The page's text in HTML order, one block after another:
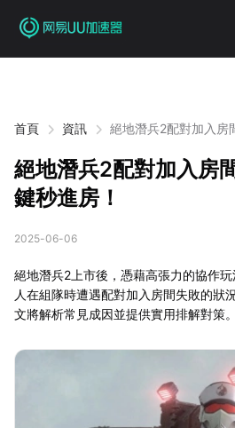
首頁 資訊 絕地潛兵2配對加入房
絕地潛兵2配對加入房
鍵秒進房！
2025-06-06
絕地潛兵2上市後，憑藉高張力的協作
人在組隊時遭遇配對加入房間失敗的狀
文將解析常見成因並提供實用排解對策。